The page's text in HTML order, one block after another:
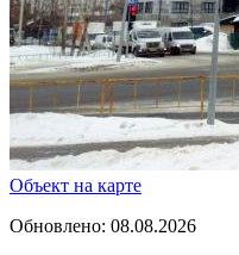
Объект на карте
Обновлено: 08.08.2026